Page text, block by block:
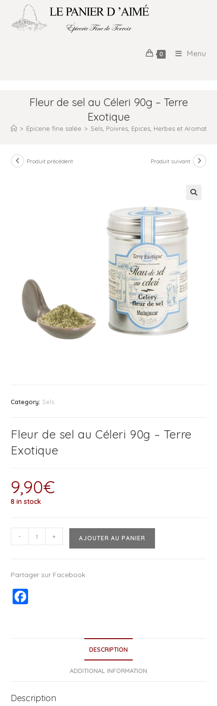
0 Menu
Fleur de sel au Céleri 90g – Terre
Exotique
> Épicerie fine salée > Sels, Poivres, Epices, Herbes et Aromates
Produit précédent Produit suivant
Category: Sels
Fleur de sel au Céleri 90g – Terre
Exotique
9,90€
8 in stock
- + AJOUTER AU PANIER
Partager sur Facebook
o
DESCRIPTION
ADDITIONAL INFORMATION
Description